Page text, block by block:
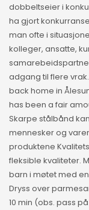
dobbeltseier i
ha gjort
man ofte i
kolleger, ansatte,
adgang til flere
back home in
has been a fair
Skarpe stålbånd
mennesker og
produktene
fleksible kvaliteter.
barn i møtet med
Dryss over
10 min (obs. pass